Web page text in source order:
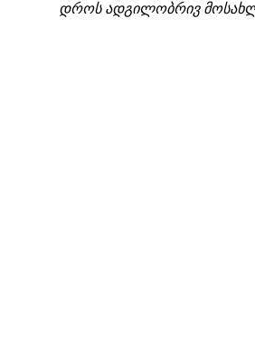
დროს ადგილობრივ